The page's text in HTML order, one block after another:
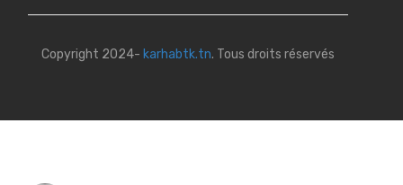
Copyright 2024- karhabtk.tn. Tous droits réservés